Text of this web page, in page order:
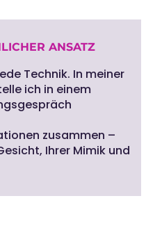
ANSATZ
Technik. In meiner
ich in einem
zusammen –
Ihrer Mimik und